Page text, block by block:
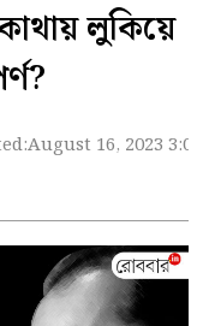
লুকিয়ে
August 16, 2023 3:08